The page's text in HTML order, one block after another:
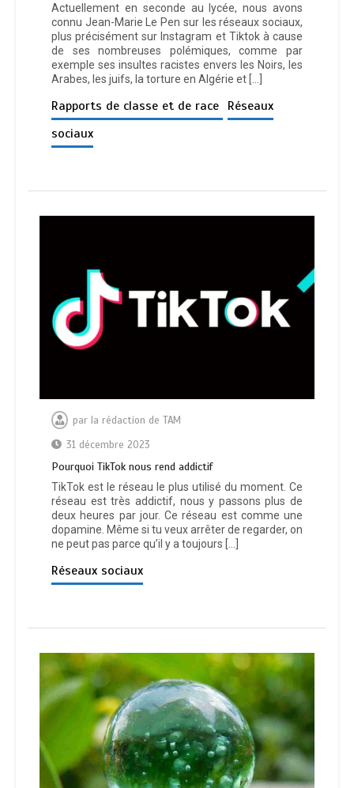
Actuellement en seconde au lycée, nous avons
connu Jean-Marie Le Pen sur les réseaux sociaux,
plus précisément sur Instagram et Tiktok à cause
de ses nombreuses polémiques, comme par
exemple ses insultes racistes envers les Noirs, les
Arabes, les juifs, la torture en Algérie et […]
Rapports de classe et de race Réseaux
sociaux
par la rédaction de TAM
31 décembre 2023
Pourquoi TikTok nous rend addictif
TikTok est le réseau le plus utilisé du moment. Ce
réseau est très addictif, nous y passons plus de
deux heures par jour. Ce réseau est comme une
dopamine. Même si tu veux arrêter de regarder, on
ne peut pas parce qu’il y a toujours […]
Réseaux sociaux